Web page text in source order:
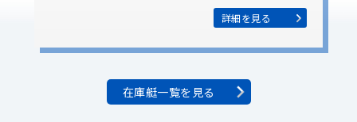
詳細を見る
在庫艇一覧を見る